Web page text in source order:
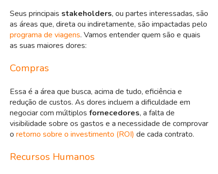
Seus principais stakeholders, ou partes interessadas, são
as áreas que, direta ou indiretamente, são impactadas pelo
programa de viagens. Vamos entender quem são e quais
as suas maiores dores:
Compras
Essa é a área que busca, acima de tudo, eficiência e
redução de custos. As dores incluem a dificuldade em
negociar com múltiplos fornecedores, a falta de
visibilidade sobre os gastos e a necessidade de comprovar
o retorno sobre o investimento (ROI) de cada contrato.
Recursos Humanos